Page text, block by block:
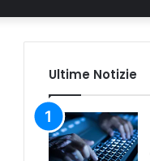
Ultime Notizie